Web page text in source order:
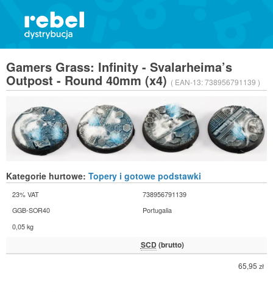
Gamers Grass: Infinity - Svalarheima’s
Outpost - Round 40mm (x4) ( EAN-13:738956791139 )
Kategorie hurtowe: Topery i gotowe podstawki
23% VAT
738956791139
GGB-SOR40
Portugalia
0,05 kg
SCD (brutto)
65,95 zł